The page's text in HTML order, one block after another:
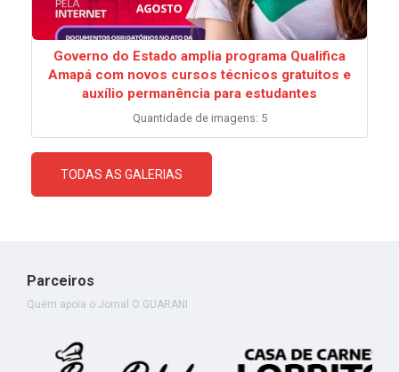
Governo do Estado amplia programa Qualifica
Amapá com novos cursos técnicos gratuitos e
auxílio permanência para estudantes
Quantidade de imagens: 5
TODAS AS GALERIAS
Parceiros
Quem apoia o Jornal O GUARANI